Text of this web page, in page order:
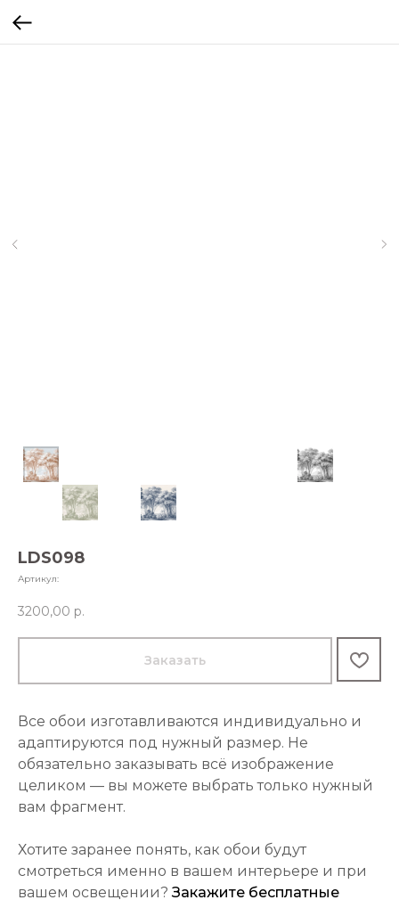
LDS098
Артикул:
3200,00 р.
Заказать
Все обои изготавливаются индивидуально и
адаптируются под нужный размер. Не
обязательно заказывать всё изображение
целиком — вы можете выбрать только нужный
вам фрагмент.
Хотите заранее понять, как обои будут
смотреться именно в вашем интерьере и при
вашем освещении?Закажите бесплатные